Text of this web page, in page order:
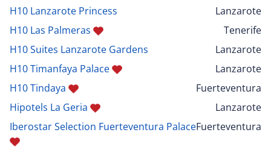
H10 Lanzarote Princess
Lanzarote
H10 Las Palmeras
Tenerife
H10 Suites Lanzarote Gardens
Lanzarote
H10 Timanfaya Palace
Lanzarote
H10 Tindaya
Fuerteventura
Hipotels La Geria
Lanzarote
Iberostar Selection Fuerteventura PalaceFuerteventura